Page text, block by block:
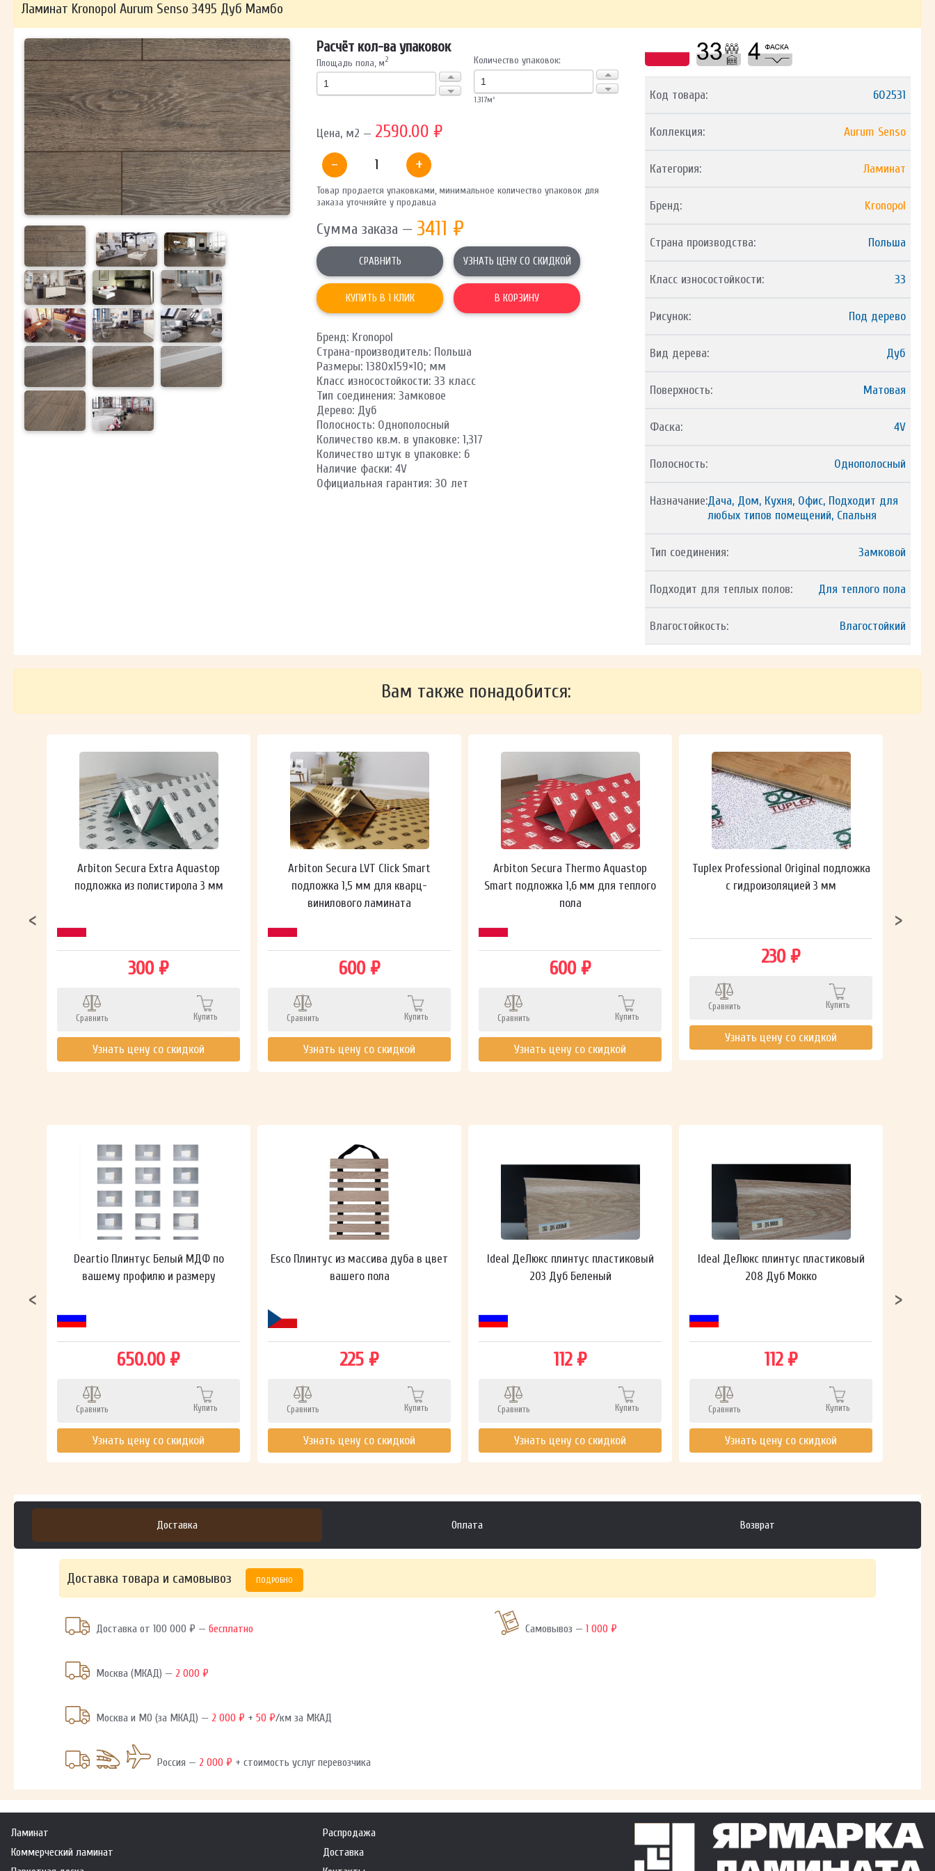
ОТПРАВИТЬ
Ваши данные не будут переданы третьим лицам
Ламинат Kronopol Aurum Senso 3495 Дуб Мамбо
Расчёт кол-ва упаковок
Площадь пола, м2 Количество упаковок:
1.317м²
Цена, м2 — 2590.00 ₽
-
+
Товар продается упаковками, минимальное количество упаковок для
заказа уточняйте у продавца
Сумма заказа — 3411 ₽
СРАВНИТЬ УЗНАТЬ ЦЕНУ СО СКИДКОЙ
КУПИТЬ В 1 КЛИК В КОРЗИНУ
Бренд: Kronopol
Страна-производитель: Польша
Размеры: 1380х159×10; мм
Класс износостойкости: 33 класс
Тип соединения: Замковое
Дерево: Дуб
Полосность: Однополосный
Количество кв.м. в упаковке: 1,317
Количество штук в упаковке: 6
Наличие фаски: 4V
Официальная гарантия: 30 лет
Код товара: 602531
Коллекция: Aurum Senso
Категория: Ламинат
Бренд: Kronopol
Страна производства: Польша
Класс износостойкости: 33
Рисунок: Под дерево
Вид дерева: Дуб
Поверхность: Матовая
Фаска: 4V
Полосность: Однополосный
Назначание:Дача, Дом, Кухня, Офис, Подходит для
любых типов помещений, Спальня
Тип соединения: Замковой
Подходит для теплых полов: Для теплого пола
Влагостойкость: Влагостойкий
Вам также понадобится:
Arbiton Secura Extra Aquastop
подложка из полистирола 3 мм
300 ₽
Сравнить Купить
Узнать цену со скидкой
Arbiton Secura LVT Click Smart
подложка 1,5 мм для кварц-
винилового ламината
600 ₽
Сравнить Купить
Узнать цену со скидкой
Arbiton Secura Thermo Aquastop
Smart подложка 1,6 мм для теплого
пола
600 ₽
Сравнить Купить
Узнать цену со скидкой
Tuplex Professional Original подложка
с гидроизоляцией 3 мм
230 ₽
Сравнить Купить
Узнать цену со скидкой
Deartio Плинтус Белый МДФ по
вашему профилю и размеру
650.00 ₽
Сравнить Купить
Узнать цену со скидкой
Esco Плинтус из массива дуба в цвет
вашего пола
225 ₽
Сравнить Купить
Узнать цену со скидкой
Ideal ДеЛюкс плинтус пластиковый
203 Дуб Беленый
112 ₽
Сравнить Купить
Узнать цену со скидкой
Ideal ДеЛюкс плинтус пластиковый
208 Дуб Мокко
112 ₽
Сравнить Купить
Узнать цену со скидкой
Доставка Оплата Возврат
Доставка товара и самовывоз ПОДРОБНО
Доставка от 100 000 ₽ —бесплатно
Москва (МКАД) — 2 000 ₽
Москва и МО (за МКАД) — 2 000 ₽ +50 ₽/км за МКАД
Россия — 2 000 ₽ + стоимость услуг перевозчика
Самовывоз —1 000 ₽
Ламинат
Коммерческий ламинат
Распродажа
Доставка